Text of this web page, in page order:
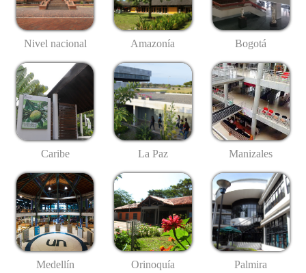
Nivel nacional Amazonía Bogotá
Caribe La Paz Manizales
Medellín Orinoquía Palmira